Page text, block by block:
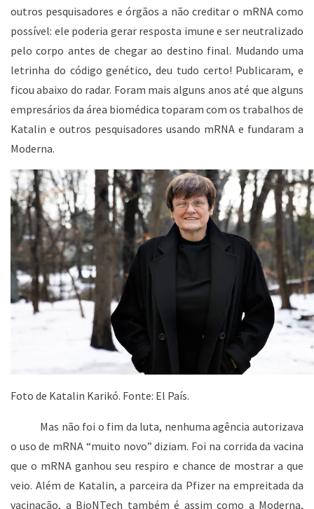
outros pesquisadores e órgãos a não creditar o mRNA como
possível: ele poderia gerar resposta imune e ser neutralizado
pelo corpo antes de chegar ao destino final. Mudando uma
letrinha do código genético, deu tudo certo! Publicaram, e
ficou abaixo do radar. Foram mais alguns anos até que alguns
empresários da área biomédica toparam com os trabalhos de
Katalin e outros pesquisadores usando mRNA e fundaram a
Moderna.
Foto de Katalin Karikó. Fonte: El País.
Mas não foi o fim da luta, nenhuma agência autorizava
o uso de mRNA “muito novo” diziam. Foi na corrida da vacina
que o mRNA ganhou seu respiro e chance de mostrar a que
veio. Além de Katalin, a parceira da Pfizer na empreitada da
vacinação, a BioNTech também é assim como a Moderna,